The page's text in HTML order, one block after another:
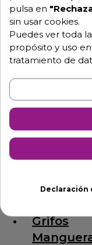
Aclare con
limpieza.
No deposite
aceros no
No deposite
acero inoxidable.
Las salmueras
de la
Estándar
Grifos
pulsa en
sin usar cookies.
Puedes ver toda
propósito y uso
tratamiento de
Declaración